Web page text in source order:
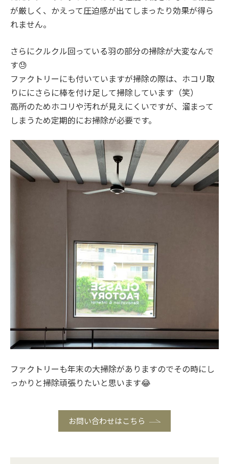
が厳しく 、かえって圧迫感が出てしまったり効果が得ら
れません。
さらにクルクル回っている羽の部分の掃除が大変なんで
す😓
ファクトリーにも付いていますが掃除の際は、ホコリ取
りににさらに棒を付け足して掃除しています（笑）
高所のためホコリや汚れが見えにくいですが、溜まって
しまうため定期的にお掃除が必要です。
ファクトリーも年末の大掃除がありますのでその時にし
っかりと掃除頑張りたいと思います😂
お問い合わせはこちら